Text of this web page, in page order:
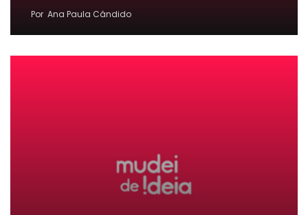
Por Ana Paula Cândido